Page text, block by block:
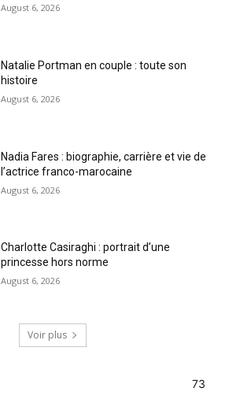
August 6, 2026
Natalie Portman en couple : toute son
histoire
August 6, 2026
Nadia Fares : biographie, carrière et vie de
l’actrice franco-marocaine
August 6, 2026
Charlotte Casiraghi : portrait d’une
princesse hors norme
August 6, 2026
Voir plus
73